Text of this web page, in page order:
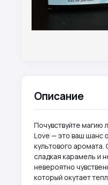
Описание
Почувствуйте магию
Love — это ваш шанс
культового
сладкая карамель и
невероятно
который окутает